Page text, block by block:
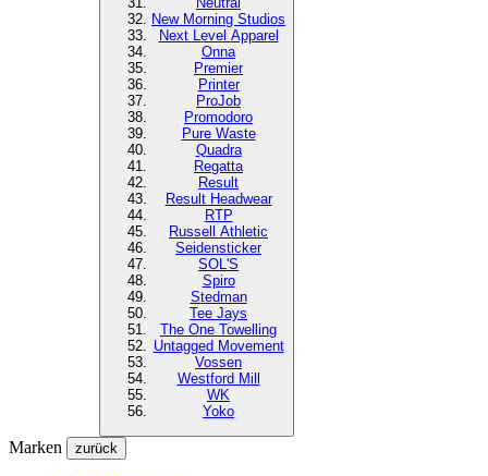
New Morning Studios
Next Level Apparel
Onna
Premier
Printer
ProJob
Promodoro
Pure Waste
Quadra
Regatta
Result
Result Headwear
RTP
Russell Athletic
Seidensticker
SOL'S
Spiro
Stedman
Tee Jays
The One Towelling
Untagged Movement
Vossen
Westford Mill
WK
Yoko
Marken zurück